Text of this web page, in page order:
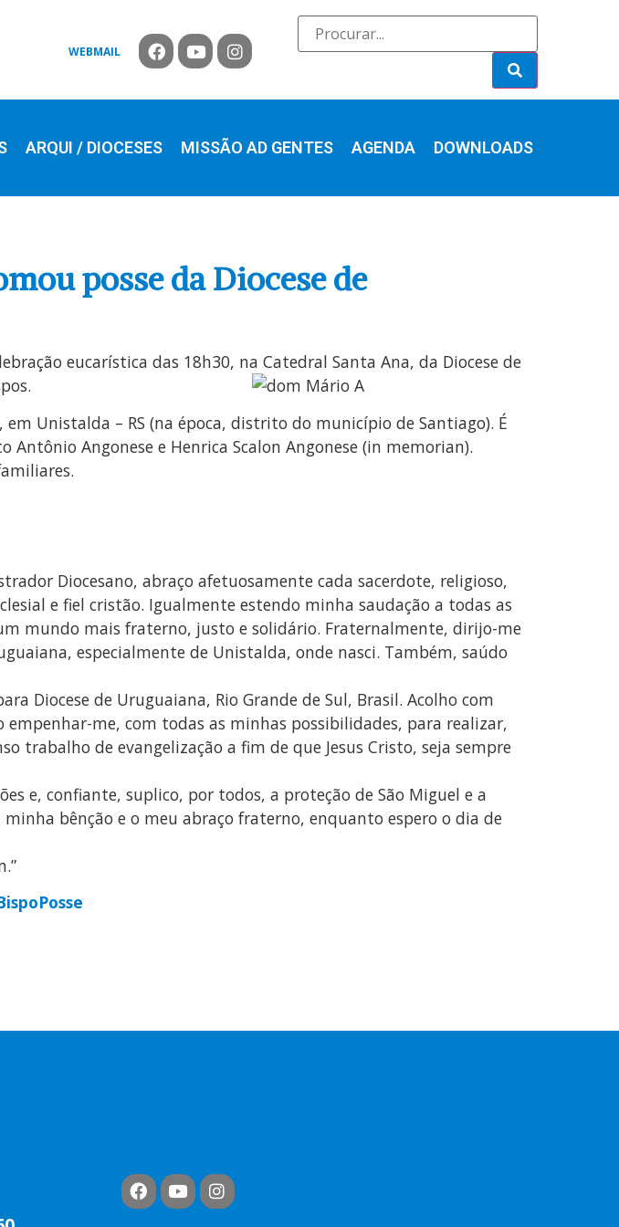
WEBMAIL
ARQUI / DIOCESES MISSÃO AD GENTES AGENDA DOWNLOADS
posse da Diocese de
eucarística das 18h30, na Catedral Santa Ana, da Diocese de
Unistalda – RS (na época, distrito do município de Santiago). É
Angonese e Henrica Scalon Angonese (in memorian).
Diocesano, abraço afetuosamente cada sacerdote, religioso,
e fiel cristão. Igualmente estendo minha saudação a todas as
mundo mais fraterno, justo e solidário. Fraternalmente, dirijo-me
especialmente de Unistalda, onde nasci. Também, saúdo
Diocese de Uruguaiana, Rio Grande de Sul, Brasil. Acolho com
me, com todas as minhas possibilidades, para realizar,
trabalho de evangelização a fim de que Jesus Cristo, seja sempre
e, confiante, suplico, por todos, a proteção de São Miguel e a
bênção e o meu abraço fraterno, enquanto espero o dia de
Posse